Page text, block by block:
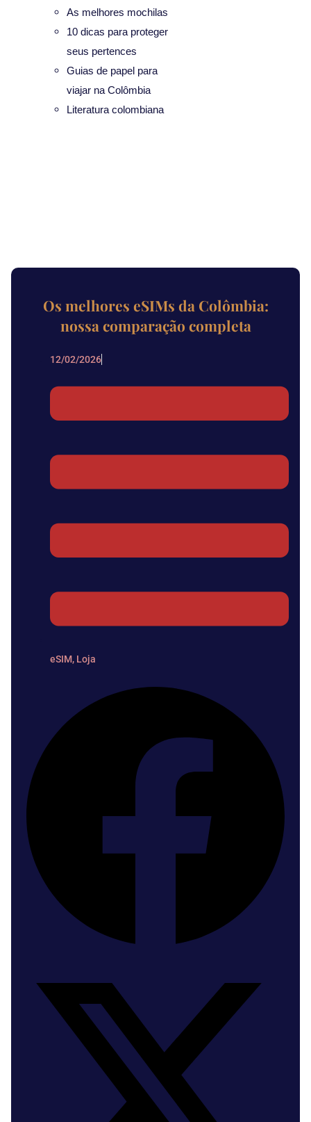
As melhores mochilas
10 dicas para proteger
seus pertences
Guias de papel para
viajar na Colômbia
Literatura colombiana
Os melhores eSIMs da Colômbia:
nossa comparação completa
12/02/2026
eSIM, Loja